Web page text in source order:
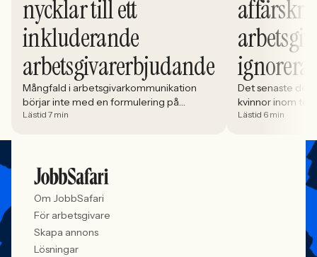
nycklar till ett
inkluderande
arbetsgivarerbjudande
Mångfald i arbetsgivarkommunikation
börjar inte med en formulering på
karriärsidan. Den börjar i hur rekryteringen
mer medvetna, regelverken skärps och
konkurrensen om rätt kompetens
förändras räcker det inte längre att säga
att alla är välkomna. Arbetsgivare
behöver kunna visa vad det betyder i
praktiken.
Lästid 7 min
ignorera
Det senaste
kvinnor inom
stadigt på 30%.
i. Åsa
Women in
andelen
Lästid 6 min
Om JobbSafari
För arbetsgivare
Skapa annons
Lösningar